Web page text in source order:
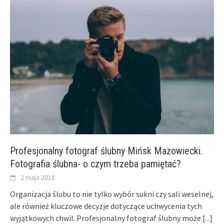
Profesjonalny fotograf ślubny Mińsk Mazowiecki.
Fotografia ślubna- o czym trzeba pamiętać?
2 maja 2018
Organizacja ślubu to nie tylko wybór sukni czy sali weselnej,
ale również kluczowe decyzje dotyczące uchwycenia tych
wyjątkowych chwil. Profesjonalny fotograf ślubny może [...]